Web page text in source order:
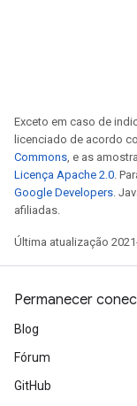
Exceto em caso de
licenciado de acordo
Commons, e as
Licença Apache 2.0.
Google Developers.
afiliadas.
Última atualização
Permanecer
Blog
Fórum
GitHub